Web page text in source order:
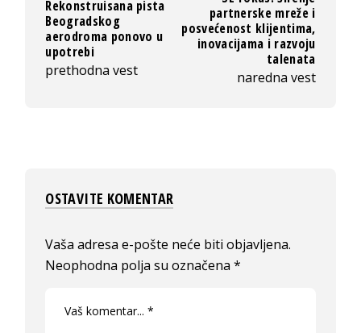
Rekonstruisana pista
Beogradskog
aerodroma ponovo u
upotrebi
prethodna vest
partnerske mreže i
posvećenost klijentima,
inovacijama i razvoju
talenata
naredna vest
OSTAVITE KOMENTAR
Vaša adresa e-pošte neće biti objavljena.
Neophodna polja su označena*